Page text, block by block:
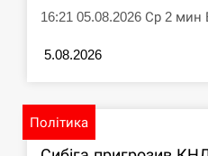
СЕРПЕНЬ
16:21 05.08.2026 Ср 2
5.08.2026
Політика